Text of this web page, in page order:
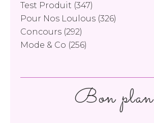
Test Produit (347)
Pour Nos Loulous (326)
Concours (292)
Mode & Co (256)
Bon plan